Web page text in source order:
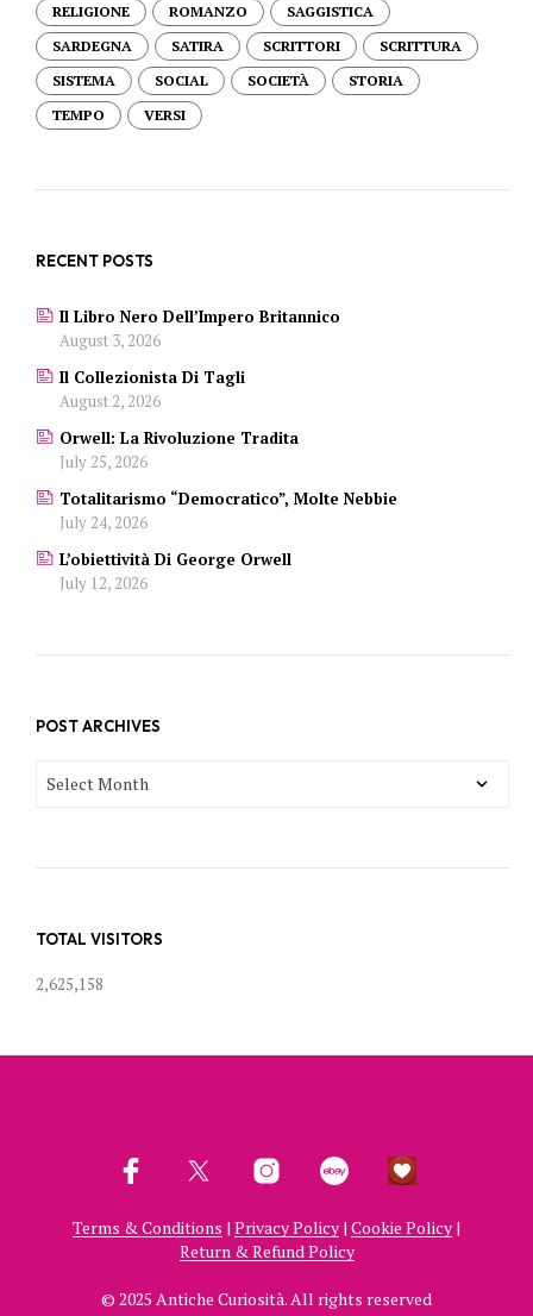
RELIGIONE
ROMANZO
SAGGISTICA
SARDEGNA
SATIRA SCRITTORI
SCRITTURA
SISTEMA
SOCIAL SOCIETÀ
STORIA
TEMPO
VERSI
RECENT POSTS
Il Libro Nero Dell’Impero Britannico
August 3, 2026
Il Collezionista Di Tagli
August 2, 2026
Orwell: La Rivoluzione Tradita
July 25, 2026
Totalitarismo “democratico”, Molte Nebbie
July 24, 2026
L’obiettività Di George Orwell
July 12, 2026
POST ARCHIVES
POST
TOTAL VISITORS
2,625,158
Terms & Conditions | Privacy Policy | Cookie Policy |
Return & Refund Policy
© 2025 Antiche Curiosità. All rights reserved